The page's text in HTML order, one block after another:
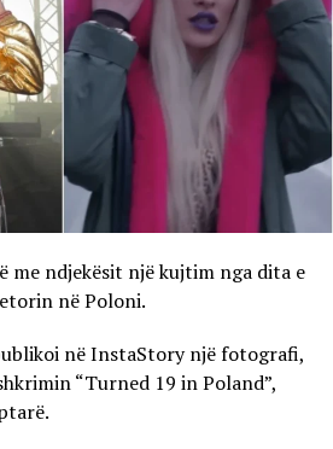
me ndjekësit një kujtim nga dita e
në Poloni.
në InstaStory një fotografi,
“Turned 19 in Poland”,